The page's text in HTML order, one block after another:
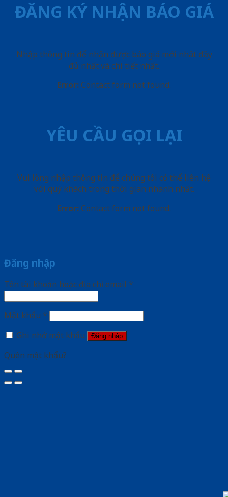
ĐĂNG KÝ NHẬN BÁO GIÁ
Nhập thông tin để nhận được báo giá mới nhât đầy
đủ nhất và chi tiết nhất.
Error: Contact form not found.
YÊU CẦU GỌI LẠI
Vui lòng nhập thông tin để chúng tôi có thể liên hệ
với quý khách trong thời gian nhanh nhất.
Error: Contact form not found.
Đăng nhập
Tên tài khoản hoặc địa chỉ email *
Mật khẩu *
Ghi nhớ mật khẩu
Đăng nhập
Quên mật khẩu?